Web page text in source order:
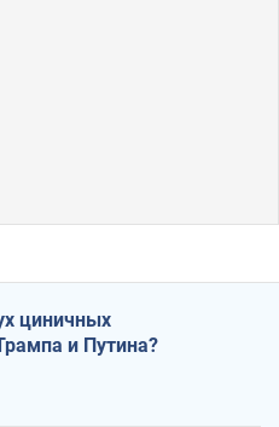
циничных
и Путина?